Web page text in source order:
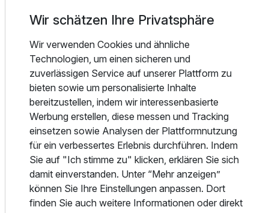
Ruheraum, Frischluftbereich, Eisbrunnen und
Kneipprondell. Dazu eine Whirlwanne für die
Fußreflexzonenmassage und eine Vitalschnecke.
Sammeln Sie Kräfte und lassen Sie sich treiben in unserem
Erlebnisschwimmbad. Die wohlduftende Zirbensauna und
die Kamillensauna versprechen gewiss finnische
Saunafreuden. Im Kräuterdampf- und im osmanischen
Dampfbad vereinen sich Wärme und Wasser mit
wohltuenden Düften, das ist der perfekte Platz, um
komplett abzuschalten. Sie werden es sehen und spüren:
es ist traumhaft schön, im Jägerhof zu sein! Diejenigen, die
ihren Ausgleich im Sport und in der Aktivität finden, lieben
unseren Fitnessraum. Andere relaxen einfach gerne an der
Wir schätzen Ihre Privatsphäre
Wir verwenden Cookies und ähnliche
Technologien, um einen sicheren und
zuverlässigen Service auf unserer Plattform zu
bieten sowie um personalisierte Inhalte
bereitzustellen, indem wir interessenbasierte
Werbung erstellen, diese messen und Tracking
einsetzen sowie Analysen der Plattformnutzung
für ein verbessertes Erlebnis durchführen. Indem
Sie auf "Ich stimme zu" klicken, erklären Sie sich
damit einverstanden. Unter “Mehr anzeigen”
können Sie Ihre Einstellungen anpassen. Dort
finden Sie auch weitere Informationen oder direkt